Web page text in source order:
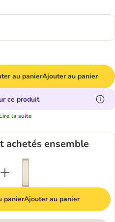
au panierAjouter au panier
ce produit
Lire la suite
achetés ensemble
panierAjouter au panier